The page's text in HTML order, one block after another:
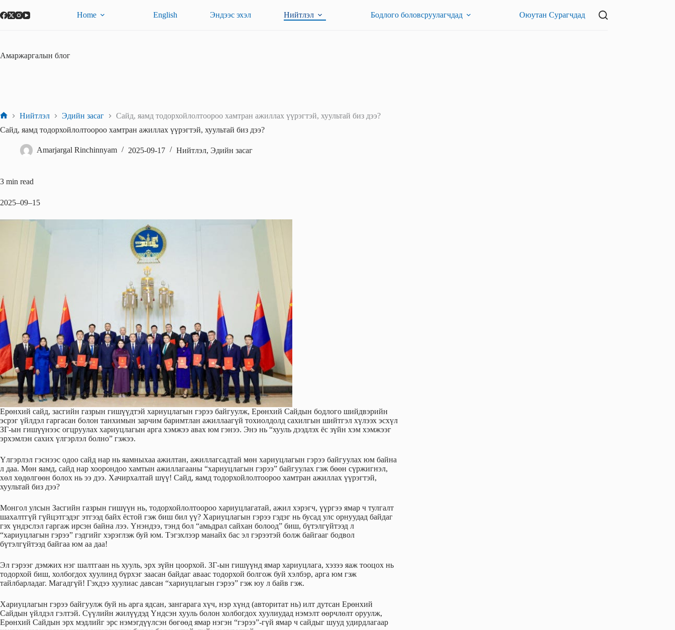
to
content
Home English Эндээс эхэл Нийтлэл Бодлого боловсруулагчдад Оюутан Сурагчдад
Амаржаргалын блог
Нийтлэл Эдийн засаг
Сайд, яамд тодорхойлолтоороо хамтран ажиллах үүрэгтэй, хуультай биз дээ?
Сайд, яамд тодорхойлолтоороо хамтран ажиллах үүрэгтэй, хуультай биз дээ?
Amarjargal Rinchinnyam 2025-09-17 Нийтлэл, Эдийн засаг
3 min read
2025–09–15
Ерөнхий сайд, засгийн газрын гишүүдтэй хариуцлагын гэрээ байгуулж, Ерөнхий Сайдын бодлого шийдвэрийн
эсрэг үйлдэл гаргасан болон танхимын зарчим баримтлан ажиллаагүй тохиолдолд сахилгын шийтгэл хүлээх эсхүл
ЗГ-ын гишүүнээс огцруулах хариуцлагын арга хэмжээ авах юм гэнээ. Энэ нь “хууль дээдлэх ёс зүйн хэм хэмжээг
эрхэмлэн сахих үлгэрлэл болно” гэжээ.
Үлгэрлэл гэснээс одоо сайд нар нь яамныхаа ажилтан, ажиллагсадтай мөн хариуцлагын гэрээ байгуулах юм байна
л даа. Мөн яамд, сайд нар хоорондоо хамтын ажиллагааны “хариуцлагын гэрээ” байгуулах гэж бөөн сүржигнэл,
хөл хөдөлгөөн болох нь ээ дээ. Хачирхалтай шүү! Сайд, яамд тодорхойлолтоороо хамтран ажиллах үүрэгтэй,
хуультай биз дээ?
Монгол улсын Засгийн газрын гишүүн нь, тодорхойлолтоороо хариуцлагатай, ажил хэрэгч, үүргээ ямар ч тулгалт
шахалтгүй гүйцэтгэдэг этгээд байх ёстой гэж биш бил үү? Хариуцлагын гэрээ гэдэг нь бусад улс орнуудад байдаг
гэх үндэслэл гаргаж ирсэн байна лээ. Үнэндээ, тэнд бол “амьдрал сайхан болоод” биш, бүтэлгүйтээд л
“хариуцлагын гэрээ” гэдгийг хэрэглэж буй юм. Тэгэхлээр манайх бас эл гэрээтэй болж байгааг бодвол
бүтэлгүйтээд байгаа юм аа даа!
Эл гэрээг дэмжих нэг шалтгаан нь хууль, эрх зүйн цоорхой. ЗГ-ын гишүүнд ямар хариуцлага, хэзээ яаж тооцох нь
тодорхой биш, холбогдох хуулинд бүрхэг заасан байдаг аваас тодорхой болгож буй хэлбэр, арга юм гэж
тайлбарладаг. Магадгүй! Гэхдээ хуулиас давсан “хариуцлагын гэрээ” гэж юу л байв гэж.
Хариуцлагын гэрээ байгуулж буй нь арга ядсан, зангарага хүч, нэр хүнд (авторитат нь) илт дутсан Ерөнхий
Сайдын үйлдэл гэлтэй. Сүүлийн жилүүдэд Үндсэн хууль болон холбогдох хуулиудад нэмэлт өөрчлөлт оруулж,
Ерөнхий Сайдын эрх мэдлийг эрс нэмэгдүүлсэн бөгөөд ямар нэгэн “гэрээ”-гүй ямар ч сайдыг шууд удирдлагаар